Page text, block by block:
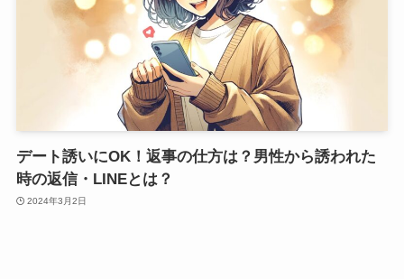
デート誘いにOK！返事の仕方は？男性から誘われた
時の返信・LINEとは？
2024年3月2日